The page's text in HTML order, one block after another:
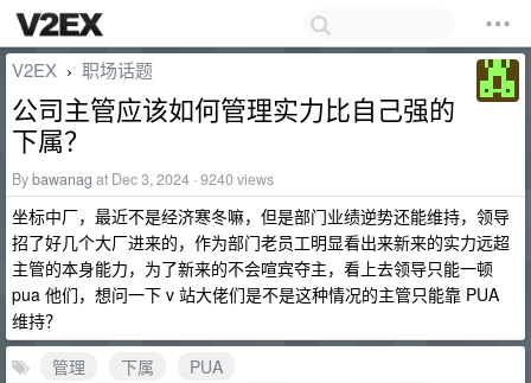
V2EX › 职场话题
公司主管应该如何管理实力比自己强的
下属？
Bybawanag at Dec 3, 2024 · 9240 views
坐标中厂，最近不是经济寒冬嘛，但是部门业绩逆势还能维持，领导
招了好几个大厂进来的，作为部门老员工明显看出来新来的实力远超
主管的本身能力，为了新来的不会喧宾夺主，看上去领导只能一顿
pua 他们，想问一下 v 站大佬们是不是这种情况的主管只能靠 PUA
维持？
管理
下属
PUA